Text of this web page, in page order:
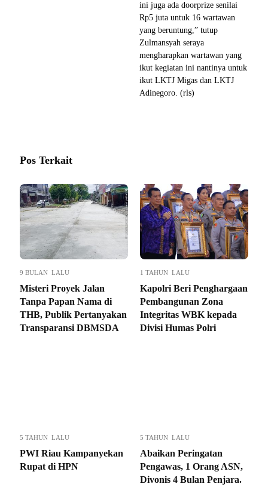
ini juga ada doorprize senilai
Rp5 juta untuk 16 wartawan
yang beruntung,” tutup
Zulmansyah seraya
mengharapkan wartawan yang
ikut kegiatan ini nantinya untuk
ikut LKTJ Migas dan LKTJ
Adinegoro. (rls)
Pos Terkait
9 BULAN LALU
Misteri Proyek Jalan
Tanpa Papan Nama di
THB, Publik Pertanyakan
Transparansi DBMSDA
1 TAHUN LALU
Kapolri Beri Penghargaan
Pembangunan Zona
Integritas WBK kepada
Divisi Humas Polri
5 TAHUN LALU
PWI Riau Kampanyekan
Rupat di HPN
5 TAHUN LALU
Abaikan Peringatan
Pengawas, 1 Orang ASN,
Divonis 4 Bulan Penjara.